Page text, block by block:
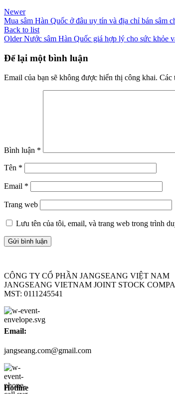
Newer
Mua sâm Hàn Quốc ở đâu uy tín và địa chỉ bán sâm
Back to list
Older Nước sâm Hàn Quốc giá hợp lý cho sức khỏe
Để lại một bình luận
Email của bạn sẽ không được hiển thị công khai. Các
Bình luận *
Tên *
Email *
Trang web
Lưu tên của tôi, email, và trang web trong trình
CÔNG TY CỔ PHẦN JANGSEANG VIỆT NAM
JANGSEANG VIETNAM JOINT STOCK
MST: 0111245541
Email:
jangseang.com@gmail.com
Hotline